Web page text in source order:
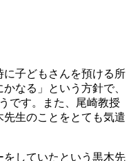
に子どもさんを預ける所
なる」という方針で、
です。また、尾崎教授
生のことをとても気遣
していたという黒木先